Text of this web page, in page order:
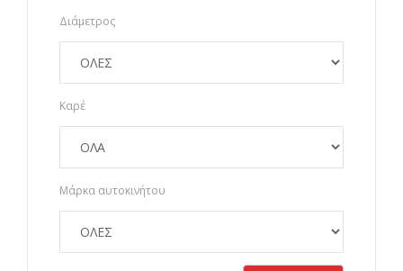
Διάμετρος
Καρέ
Μάρκα αυτοκινήτου